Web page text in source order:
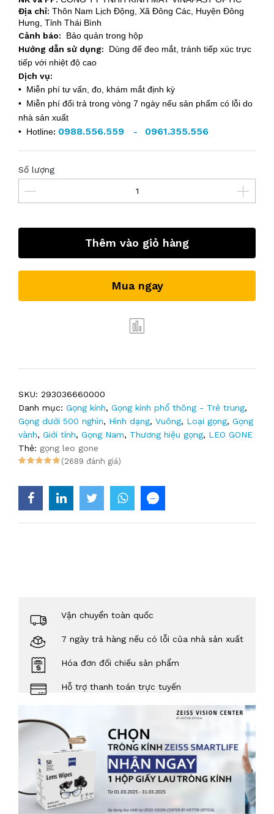
Địa chỉ: Thôn Nam Lịch Động, Xã Đông Các, Huyện Đông
Hưng, Tỉnh Thái Bình
Cảnh báo: Bảo quản trong hộp
Hướng dẫn sử dụng: Dùng để đeo mắt, tránh tiếp xúc trực
tiếp với nhiệt độ cao
Dịch vụ:
• Miễn phí tư vấn, đo, khám mắt định kỳ
• Miễn phí đổi trả trong vòng 7 ngày nếu sản phẩm có lỗi do
nhà sản xuất
• Hotline: 0988.556.559 - 0961.355.556
Số lượng
Thêm vào giỏ hàng
Mua ngay
SKU: 293036660000
Danh mục: Gọng kính, Gọng kính phổ thông - Trẻ trung,
Gọng dưới 500 nghìn, Hình dạng, Vuông, Loại gọng, Gọng
vành, Giới tính, Gọng Nam, Thương hiệu gọng, LEO GONE
Thẻ: gọng leo gone
(2689 đánh giá)
Vận chuyển toàn quốc
7 ngày trả hàng nếu có lỗi của nhà sản xuất
Hóa đơn đối chiếu sản phẩm
Hỗ trợ thanh toán trực tuyến